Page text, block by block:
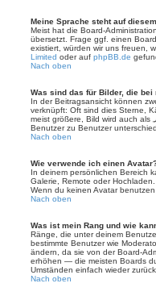
Meine Sprache steht auf
Meist hat die Board-
übersetzt. Frage ggf. einen
existiert, würden wir uns freuen,
Limited oder auf phpBB.de
Nach oben
Was sind das für Bilder, die bei
In der Beitragsansicht können
verknüpft: Oft sind dies Sterne,
meist größere, Bild wird auch als
Benutzer zu Benutzer
Nach oben
Wie verwende ich einen
In deinem persönlichen Bereich
Galerie, Remote oder
Wenn du keinen Avatar
Nach oben
Was ist mein Rang und wie
Ränge, die unter deinem
bestimmte Benutzer wie
ändern, da sie von der Board-
erhöhen — die meisten Boards
Umständen einfach wieder
Nach oben